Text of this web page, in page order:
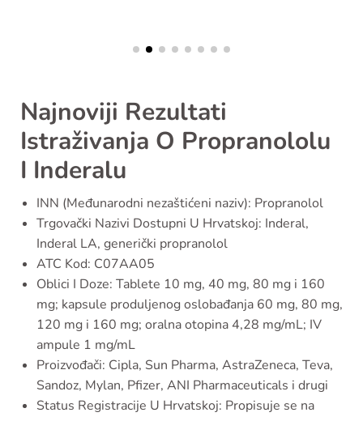
Najnoviji Rezultati
Istraživanja O Propranololu
I Inderalu
INN (Međunarodni nezaštićeni naziv): Propranolol
Trgovački Nazivi Dostupni U Hrvatskoj: Inderal,
Inderal LA, generički propranolol
ATC Kod: C07AA05
Oblici I Doze: Tablete 10 mg, 40 mg, 80 mg i 160
mg; kapsule produljenog oslobađanja 60 mg, 80 mg,
120 mg i 160 mg; oralna otopina 4,28 mg/mL; IV
ampule 1 mg/mL
Proizvođači: Cipla, Sun Pharma, AstraZeneca, Teva,
Sandoz, Mylan, Pfizer, ANI Pharmaceuticals i drugi
Status Registracije U Hrvatskoj: Propisuje se na